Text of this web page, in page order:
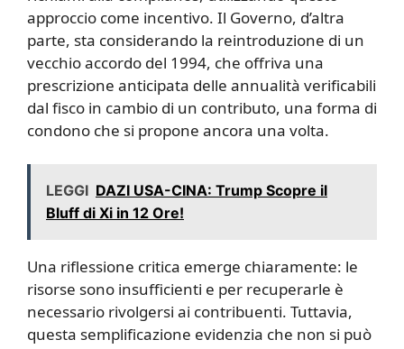
approccio come incentivo. Il Governo, d’altra
parte, sta considerando la reintroduzione di un
vecchio accordo del 1994, che offriva una
prescrizione anticipata delle annualità verificabili
dal fisco in cambio di un contributo, una forma di
condono che si propone ancora una volta.
LEGGI DAZI USA-CINA: Trump Scopre il
Bluff di Xi in 12 Ore!
Una riflessione critica emerge chiaramente: le
risorse sono insufficienti e per recuperarle è
necessario rivolgersi ai contribuenti. Tuttavia,
questa semplificazione evidenzia che non si può